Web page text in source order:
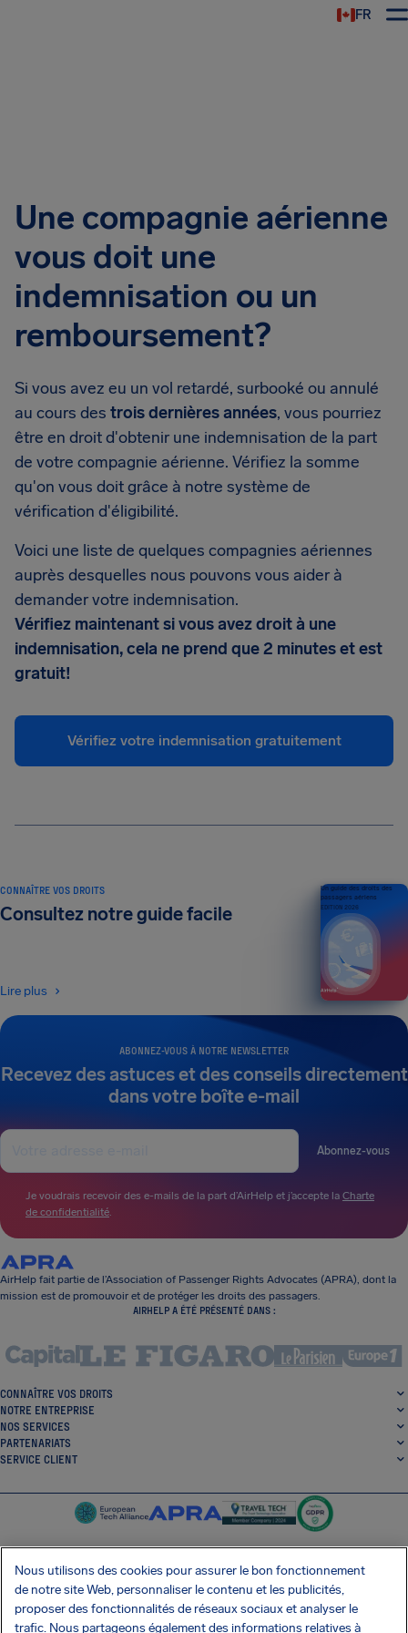
FR
Une compagnie aérienne
vous doit une
indemnisation ou un
remboursement?
Si vous avez eu un vol retardé, surbooké ou annulé
au cours des troisdernières années, vous pourriez
être en droit d'obtenir une indemnisation de la part
de votre compagnie aérienne. Vérifiez la somme
qu'on vous doit grâce à notre système de
vérification d'éligibilité.
Voici une liste de quelques compagnies aériennes
auprès desquelles nous pouvons vous aider à
demander votre indemnisation.
Vérifiez maintenant si vous avez droit à une
indemnisation, cela ne prend que 2 minutes et est
gratuit!
Vérifiez votre indemnisation gratuitement
ABONNEZ-VOUS À NOTRE NEWSLETTER
Recevez des astuces et des conseils directement
dans votre boîte e-mail
Abonnez-vous
Je voudrais recevoir des e-mails de la part d’AirHelp et j’accepte la Charte
de confidentialité.
CONNAÎTRE VOS DROITS
Consultez notre guide facile
Lire plus
Un guide des droits des
passagers aériens
ÉDITION 2026
AirHelp fait partie de l’Association of Passenger Rights Advocates (APRA), dont la
mission est de promouvoir et de protéger les droits des passagers.
AIRHELP A ÉTÉ PRÉSENTÉ DANS :
CONNAÎTRE VOS DROITS
NOTRE ENTREPRISE
NOS SERVICES
PARTENARIATS
SERVICE CLIENT
SocialFacebook
SocialTwitter
SocialInstagram
SocialLinkedin
Nous utilisons des cookies pour assurer le bon fonctionnement
de notre site Web, personnaliser le contenu et les publicités,
proposer des fonctionnalités de réseaux sociaux et analyser le
trafic. Nous partageons également des informations relatives à